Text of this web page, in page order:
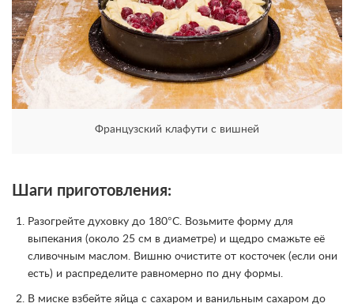
Французский клафути с вишней
Шаги приготовления:
Разогрейте духовку до 180°C. Возьмите форму для
выпекания (около 25 см в диаметре) и щедро смажьте её
сливочным маслом. Вишню очистите от косточек (если они
есть) и распределите равномерно по дну формы.
В миске взбейте яйца с сахаром и ванильным сахаром до